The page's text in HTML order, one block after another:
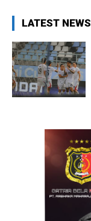
LATEST NEWS